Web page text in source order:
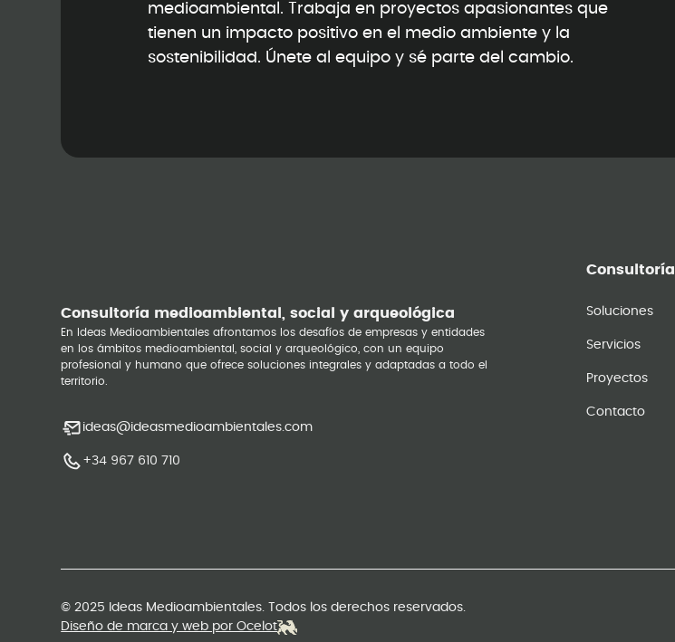
medioambiental. Trabaja en proyectos apasionantes que
tienen un impacto positivo en el medio ambiente y la
sostenibilidad. Únete al equipo y sé parte del cambio.
Consultoría medioambiental, social y arqueológica
En Ideas Medioambientales afrontamos los desafíos de empresas y entidades
en los ámbitos medioambiental, social y arqueológico, con un equipo
profesional y humano que ofrece soluciones integrales y adaptadas a todo el
territorio.
ideas@ideasmedioambientales.com
+34 967 610 710
Consultoría
Soluciones
Servicios
Proyectos
Contacto
© 2025 Ideas Medioambientales. Todos los derechos reservados.
Diseño de marca y web por Ocelot